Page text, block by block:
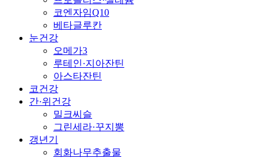
코엔자임Q10
베타글루칸
눈건강
오메가3
루테인·지아잔틴
아스타잔틴
코건강
간·위건강
밀크씨슬
그린세라·꾸지뽕
갱년기
회화나무추출물